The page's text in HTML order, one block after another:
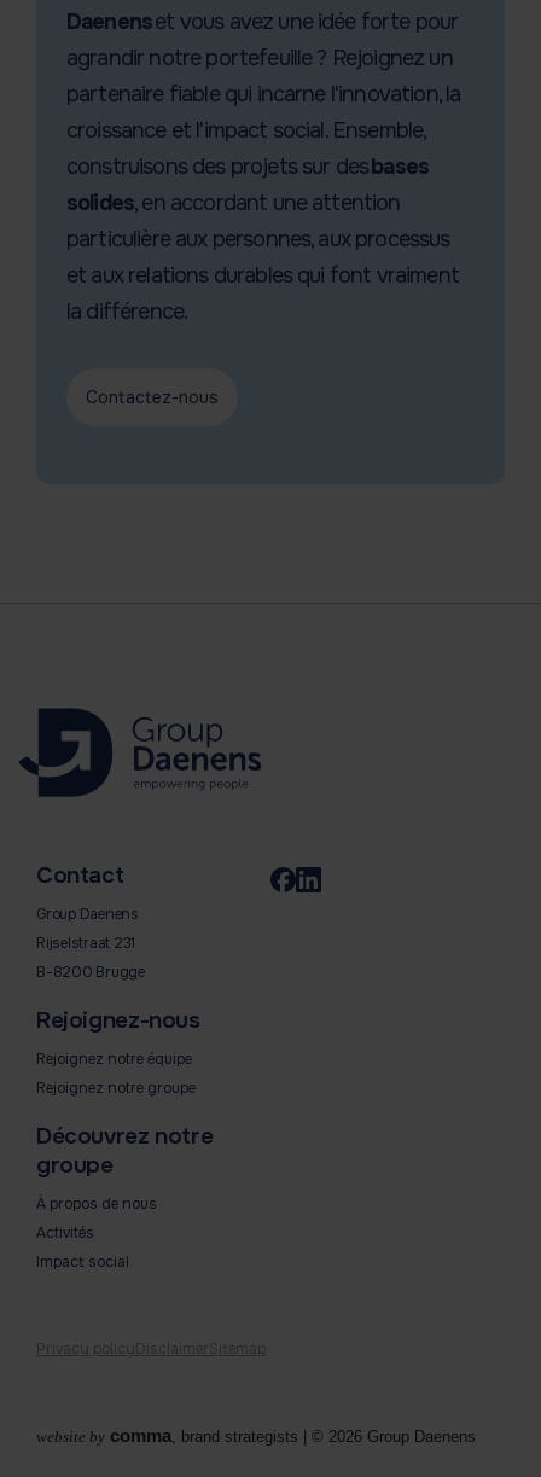
Daenenset vous avez une idée forte pour
agrandir notre portefeuille ? Rejoignez un
partenaire fiable qui incarne l'innovation, la
croissance et l'impact social. Ensemble,
construisons des projets sur desbases
solides, en accordant une attention
particulière aux personnes, aux processus
et aux relations durables qui font vraiment
la différence.
Contactez-nous
Contact
Group Daenens
Rijselstraat 231
B-8200 Brugge
Rejoignez-nous
Rejoignez notre équipe
Rejoignez notre groupe
Découvrez notre
groupe
À propos de nous
Activités
Impact social
Privacy policy Disclaimer Sitemap
website by comma, brand strategists | © 2026 Group Daenens